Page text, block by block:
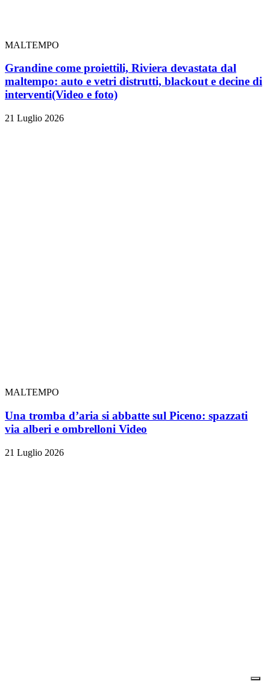
MALTEMPO
Grandine come proiettili, Riviera devastata dal
maltempo: auto e vetri distrutti, blackout e decine di
interventi(Video e foto)
21 Luglio 2026
MALTEMPO
Una tromba d’aria si abbatte sul Piceno: spazzati
via alberi e ombrelloni Video
21 Luglio 2026